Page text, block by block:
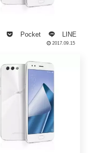
Pocket LINE
2017.09.15